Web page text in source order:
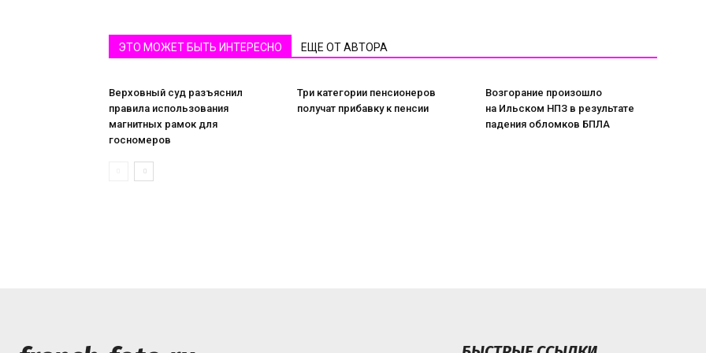
ЭТО МОЖЕТ БЫТЬ ИНТЕРЕСНО ЕЩЕ ОТ АВТОРА
Верховный суд разъяснил
правила использования
магнитных рамок для
госномеров
Три категории пенсионеров
получат прибавку к пенсии
Возгорание произошло
на Ильском НПЗ в результате
падения обломков БПЛА